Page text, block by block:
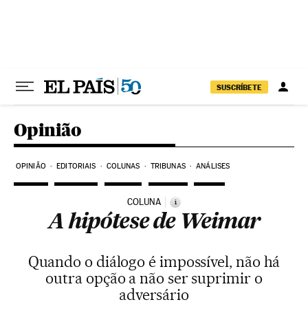
SUSCRÍBETE
Opinião
OPINIÃO EDITORIAIS COLUNAS TRIBUNAS ANÁLISES
COLUNA i
A hipótese de Weimar
Quando o diálogo é impossível, não há
outra opção a não ser suprimir o
adversário